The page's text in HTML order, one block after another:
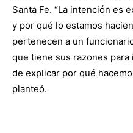
Santa Fe. “La intención es
y por qué lo estamos
pertenecen a un
que tiene sus razones
de explicar por qué
planteó.